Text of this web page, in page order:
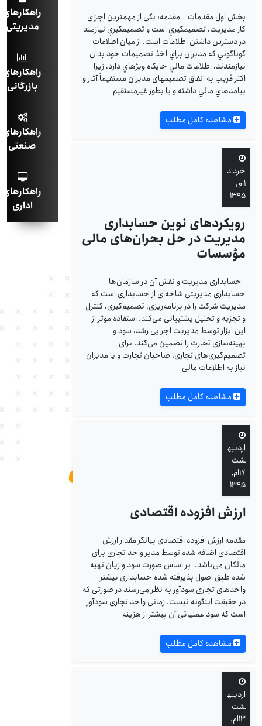
بخش اول مقدمات مقدمه: یکی از مهمترین اجزای
کار مديريت، تصميم‏گيري است و تصميم‎گيري نيازمند
در دسترس داشتن اطلاعات است. از ميان اطلاعات
گوناگوني كه مديران براي اخذ تصميمات خود بدان
نيازمندند، اطلاعات مالي جايگاه ويژه‎اي دارد، زیرا
اكثر قريب به اتفاق تصميم‏های مديران مستقيماً آثار و
پيامدهاي مالي داشته و يا بطور غيرمستقيم
مشاهده کامل مطلب
خرداد
۱ام,
۱۳۹۵
رویکردهای نوین حسابداری
مدیریت در حل بحران‌های مالی
مؤسسات
حسابداری مدیریت و نقش آن در سازمان‌ها
حسابداری مدیریتی شاخه‌ای از حسابداری است که
مدیریت شرکت را در برنامه‌ریزی، تصمیم‌‎گیری، کنترل
و تجزیه و تحلیل پشتیبانی می‌کند. استفاده مؤثر از
این ابزار توسط مدیریت اجرایی رشد، سود و
بهینه‌سازی تجارت را تضمین می‌کند. برای
تصمیم‌گیری‌های تجاری، صاحبان تجارت و یا مدیران
نیاز به اطلاعات مالی
مشاهده کامل مطلب
اردیبه
شت
۱۷ام,
۱۳۹۵
ارزش افزوده اقتصادی
مقدمه ارزش افزوده اقتصادی بیانگر مقدار ارزش
اقتصادی اضافه شده توسط مدیر واحد تجاری برای
مالکان می‌‌‌باشد. بر اساس صورت سود و زیان تهیه
شده طبق اصول پذیرفته شده حسابداری بیشتر
واحدهای تجاری سودآور به نظر می‌‌‌رسند در صورتی که
در حقیقت اینگونه نیست. زمانی واحد تجاری سودآور
است که سود عملیاتی آن بیشتر از هزینه
مشاهده کامل مطلب
اردیبه
شت
۱۳ام,
راهکارهای
مدیریتی
راهکارهای
بازرگانی
راهکارهای
صنعتی
راهکارهای
اداری